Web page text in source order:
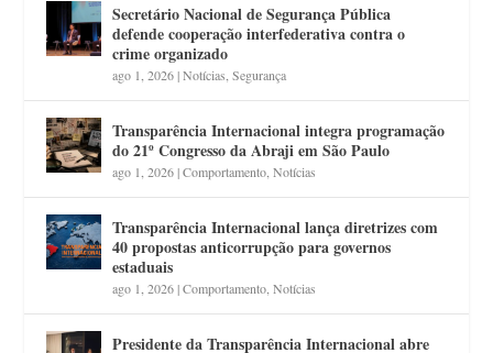
Secretário Nacional de Segurança Pública
defende cooperação interfederativa contra o
crime organizado
ago 1, 2026|Notícias ,Segurança
Transparência Internacional integra programação
do 21º Congresso da Abraji em São Paulo
ago 1, 2026|Comportamento ,Notícias
Transparência Internacional lança diretrizes com
40 propostas anticorrupção para governos
estaduais
ago 1, 2026|Comportamento ,Notícias
Presidente da Transparência Internacional abre